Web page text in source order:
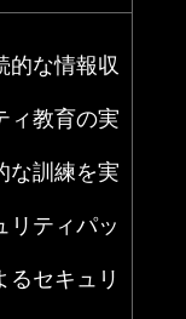
的な情報収
ィ教育の実
な訓練を実
リティパッ
るセキュリ